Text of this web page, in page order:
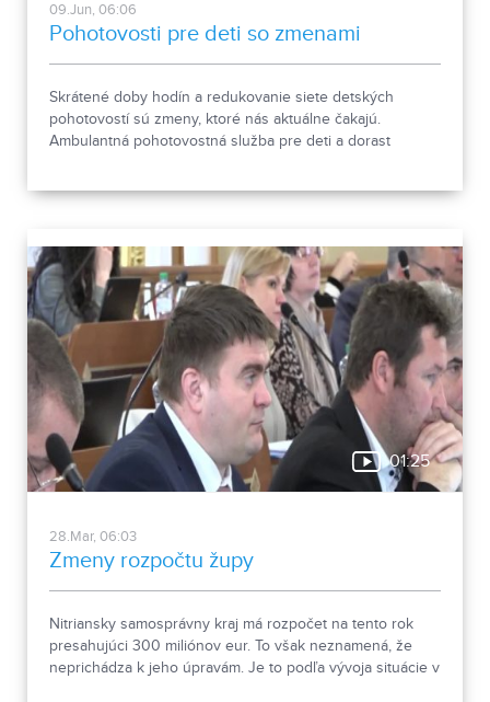
09.Jun, 06:06
Pohotovosti pre deti so zmenami
Skrátené doby hodín a redukovanie siete detských
pohotovostí sú zmeny, ktoré nás aktuálne čakajú.
Ambulantná pohotovostná služba pre deti a dorast
01:25
28.Mar, 06:03
Zmeny rozpočtu župy
Nitriansky samosprávny kraj má rozpočet na tento rok
presahujúci 300 miliónov eur. To však neznamená, že
neprichádza k jeho úpravám. Je to podľa vývoja situácie v